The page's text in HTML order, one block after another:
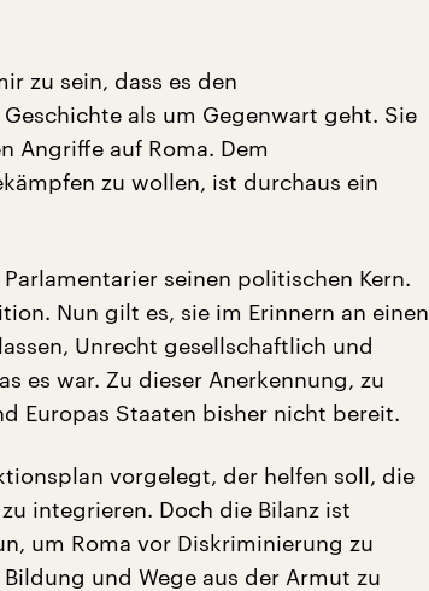
zu sein, dass es den
als um Gegenwart geht. Sie
Angriffe auf Roma. Dem
zu wollen, ist durchaus ein
seinen politischen Kern.
Nun gilt es, sie im Erinnern an einen
Unrecht gesellschaftlich und
es war. Zu dieser Anerkennung, zu
Europas Staaten bisher nicht bereit.
vorgelegt, der helfen soll, die
integrieren. Doch die Bilanz ist
um Roma vor Diskriminierung zu
und Wege aus der Armut zu